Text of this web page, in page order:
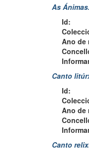
As Ánimas.
Id:
Ano de
Canto
Id:
Ano de
Canto